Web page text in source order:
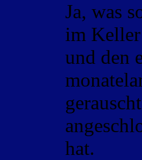
Ja, was
im Keller
und den
hat.